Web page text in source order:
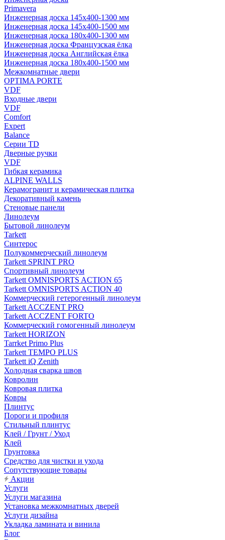
Primavera
Инженерная доска 145x400-1300 мм
Инженерная доска 145x400-1500 мм
Инженерная доска 180x400-1300 мм
Инженерная доска Французская ёлка
Инженерная доска Английская ёлка
Инженерная доска 180x400-1500 мм
Межкомнатные двери
OPTIMA PORTE
VDF
Входные двери
VDF
Comfort
Expert
Balance
Серии TD
Дверные ручки
VDF
Гибкая керамика
ALPINE WALLS
Керамогранит и керамическая плитка
Декоративный камень
Стеновые панели
Линолеум
Бытовой линолеум
Tarkett
Синтерос
Полукоммерческий линолеум
Tarkett SPRINT PRO
Спортивный линолеум
Tarkett OMNISPORTS ACTION 65
Tarkett OMNISPORTS ACTION 40
Коммерческий гетерогенный линолеум
Tarkett ACCZENT PRO
Tarkett ACCZENT FORTO
Коммерческий гомогенный линолеум
Tarkett HORIZON
Tarrket Primo Plus
Tarkett TEMPO PLUS
Tarkett iQ Zenith
Холодная сварка швов
Ковролин
Ковровая плитка
Ковры
Плинтус
Пороги и профиля
Стильный плинтус
Клей / Грунт / Уход
Клей
Грунтовка
Средство для чистки и ухода
Сопутствующие товары
Акции
Услуги
Услуги магазина
Установка межкомнатных дверей
Услуги дизайна
Укладка ламината и винила
Блог